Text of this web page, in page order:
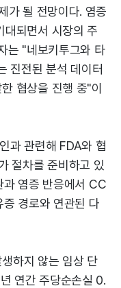
가 될 전망이다. 염증
대되면서 시장의 주
는 "네보키투그와 타
진전된 분석 데이터
협상을 진행 중"이
과 관련해 FDA와 협
절차를 준비하고 있
과 염증 반응에서 CC
경로와 연관된 다
하지 않는 임상 단
연간 주당순손실 0.